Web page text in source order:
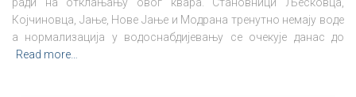
ради на отклањању овог квара. Становници Љесковца,
Којчиновца, Јање, Нове Јање и Модрана тренутно немају воде
а нормализација у водоснабдијевању се очекује данас до
Read more…